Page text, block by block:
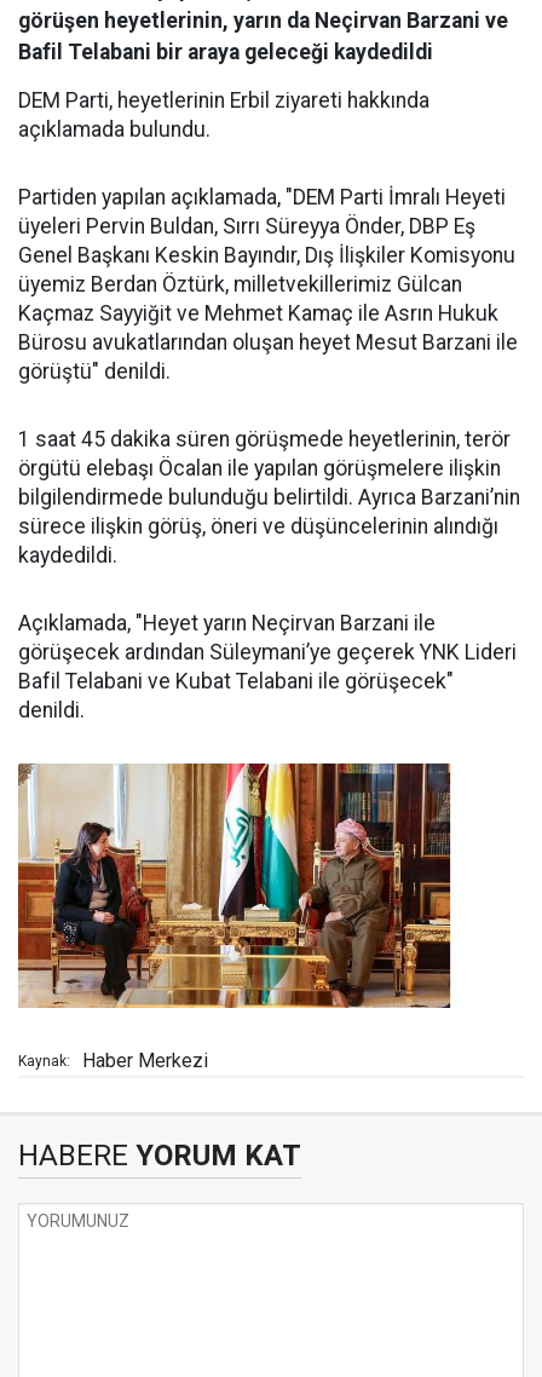
görüşen heyetlerinin, yarın da Neçirvan Barzani ve
Bafil Telabani bir araya geleceği kaydedildi
DEM Parti, heyetlerinin Erbil ziyareti hakkında
açıklamada bulundu.
Partiden yapılan açıklamada, "DEM Parti İmralı Heyeti
üyeleri Pervin Buldan, Sırrı Süreyya Önder, DBP Eş
Genel Başkanı Keskin Bayındır, Dış İlişkiler Komisyonu
üyemiz Berdan Öztürk, milletvekillerimiz Gülcan
Kaçmaz Sayyiğit ve Mehmet Kamaç ile Asrın Hukuk
Bürosu avukatlarından oluşan heyet Mesut Barzani ile
görüştü" denildi.
1 saat 45 dakika süren görüşmede heyetlerinin, terör
örgütü elebaşı Öcalan ile yapılan görüşmelere ilişkin
bilgilendirmede bulunduğu belirtildi. Ayrıca Barzani’nin
sürece ilişkin görüş, öneri ve düşüncelerinin alındığı
kaydedildi.
Açıklamada, "Heyet yarın Neçirvan Barzani ile
görüşecek ardından Süleymani’ye geçerek YNK Lideri
Bafil Telabani ve Kubat Telabani ile görüşecek"
denildi.
Kaynak: Haber Merkezi
HABERE YORUM KAT